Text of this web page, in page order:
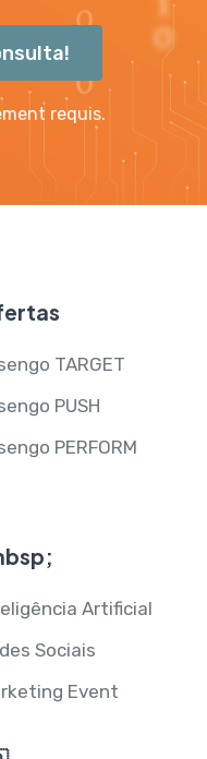
requis.
TARGET
PUSH
PERFORM
Artificial
Sociais
Event